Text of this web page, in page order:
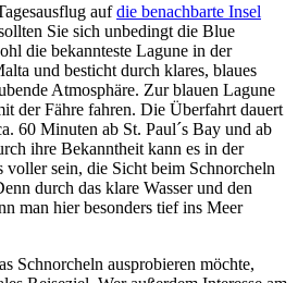
aufdie benachbarte Insel
Sie sich unbedingt die Blue
die bekannteste Lagune in der
und besticht durch klares, blaues
Atmosphäre. Zur blauen Lagune
der Fähre fahren. Die Überfahrt dauert
60 Minuten ab St. Paul´s Bay und ab
ihre Bekanntheit kann es in der
voller sein, die Sicht beim Schnorcheln
durch das klare Wasser und den
man hier besonders tief ins Meer
Schnorcheln ausprobieren möchte,